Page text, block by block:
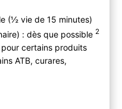
(½ vie de 15 minutes)
: dès que possible 2
certains produits
ATB, curares,